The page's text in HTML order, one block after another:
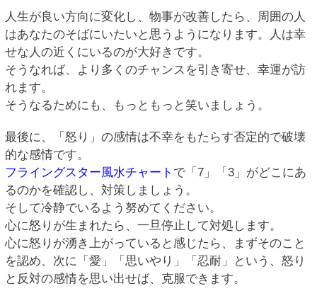
人生が良い方向に変化し、物事が改善したら、周囲の人
はあなたのそばにいたいと思うようになります。人は幸
せな人の近くにいるのが大好きです。
そうなれば、より多くのチャンスを引き寄せ、幸運が訪
れます。
そうなるためにも、もっともっと笑いましょう。
最後に、「怒り」の感情は不幸をもたらす否定的で破壊
的な感情です。
フライングスター風水チャート で「7」「3」がどこにあ
るのかを確認し、対策しましょう。
そして冷静でいるよう努めてください。
心に怒りが生まれたら、一旦停止して対処します。
心に怒りが湧き上がっていると感じたら、まずそのこと
を認め、次に「愛」「思いやり」「忍耐」という、怒り
と反対の感情を思い出せば、克服できます。